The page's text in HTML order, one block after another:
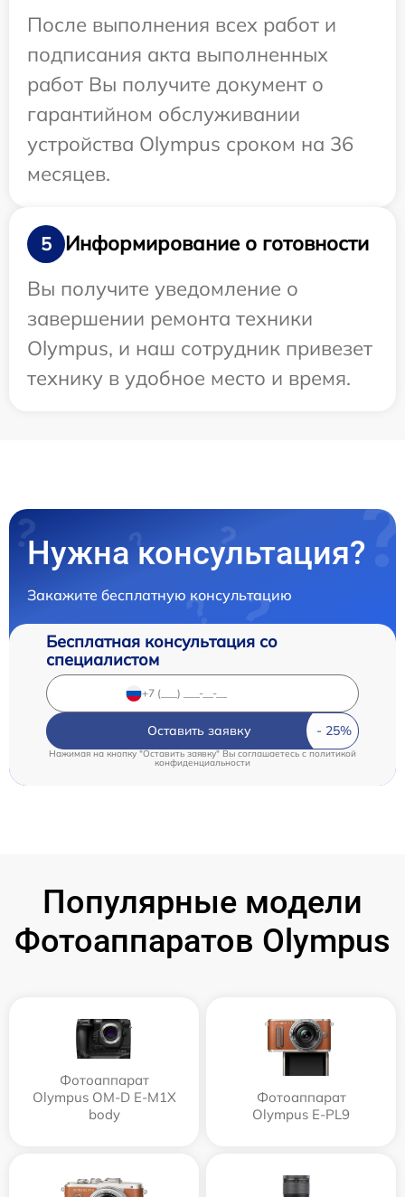
После выполнения всех работ и
подписания акта выполненных
работ Вы получите документ о
гарантийном обслуживании
устройства Olympus сроком на 36
месяцев.
5
Информирование о готовности
Вы получите уведомление о
завершении ремонта техники
Olympus, и наш сотрудник привезет
технику в удобное место и время.
Нужна консультация?
Закажите бесплатную консультацию
Бесплатная консультация со
специалистом
Оставить заявку
Нажимая на кнопку "Оставить заявку" Вы соглашаетесь cполитикой
конфиденциальности
Популярные модели
Фотоаппаратов Olympus
Фотоаппарат
Olympus OM-D E-M1X
body
Фотоаппарат
Olympus E‑PL9